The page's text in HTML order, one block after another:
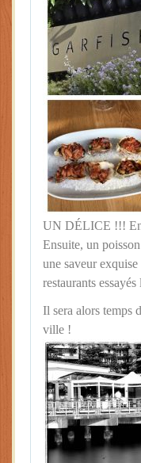
UN DÉLICE !!!
Ensuite, un
une saveur
restaurants
Il sera alors temps
ville !